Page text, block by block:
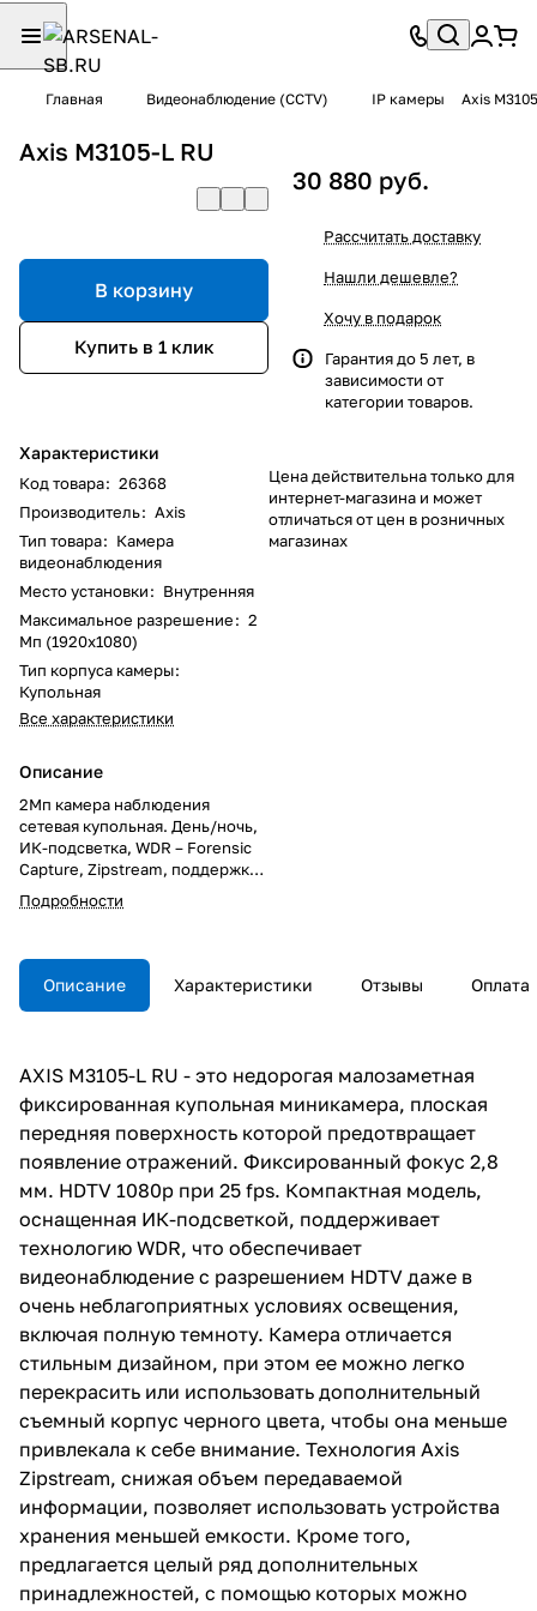
Главная Видеонаблюдение (CCTV) IP камеры Axis
Axis M3105-L RU
В корзину
Купить в 1 клик
Характеристики
Код товара: 26368
Производитель: Axis
Тип товара: Камера
видеонаблюдения
Место установки: Внутренняя
Максимальное разрешение: 2
Мп (1920x1080)
Тип корпуса камеры:
Купольная
Все характеристики
Описание
2Мп камера наблюдения
сетевая купольная. День/ночь,
ИК-подсветка, WDR – Forensic
Capture, Zipstream, поддержка
карт памяти, PoE. Сделано в
России.
Подробности
30 880 руб.
Рассчитать доставку
Нашли дешевле?
Хочу в подарок
Гарантия до 5 лет, в
зависимости от
категории товаров.
Цена действительна только для
интернет-магазина и может
отличаться от цен в розничных
магазинах
Описание Характеристики Отзывы Оплата
AXIS M3105-L RU - это недорогая малозаметная
фиксированная купольная миникамера, плоская
передняя поверхность которой предотвращает
появление отражений. Фиксированный фокус 2,8
мм. HDTV 1080p при 25 fps. Компактная модель,
оснащенная ИК-подсветкой, поддерживает
технологию WDR, что обеспечивает
видеонаблюдение с разрешением HDTV даже в
очень неблагоприятных условиях освещения,
включая полную темноту. Камера отличается
стильным дизайном, при этом ее можно легко
перекрасить или использовать дополнительный
съемный корпус черного цвета, чтобы она меньше
привлекала к себе внимание. Технология Axis
Zipstream, снижая объем передаваемой
информации, позволяет использовать устройства
хранения меньшей емкости. Кроме того,
предлагается целый ряд дополнительных
принадлежностей, с помощью которых можно